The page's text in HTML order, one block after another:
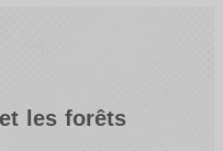
les forêts